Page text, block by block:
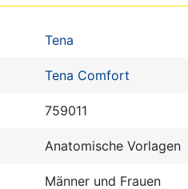
Tena
Tena Comfort
759011
Anatomische Vorlagen
Männer und Frauen